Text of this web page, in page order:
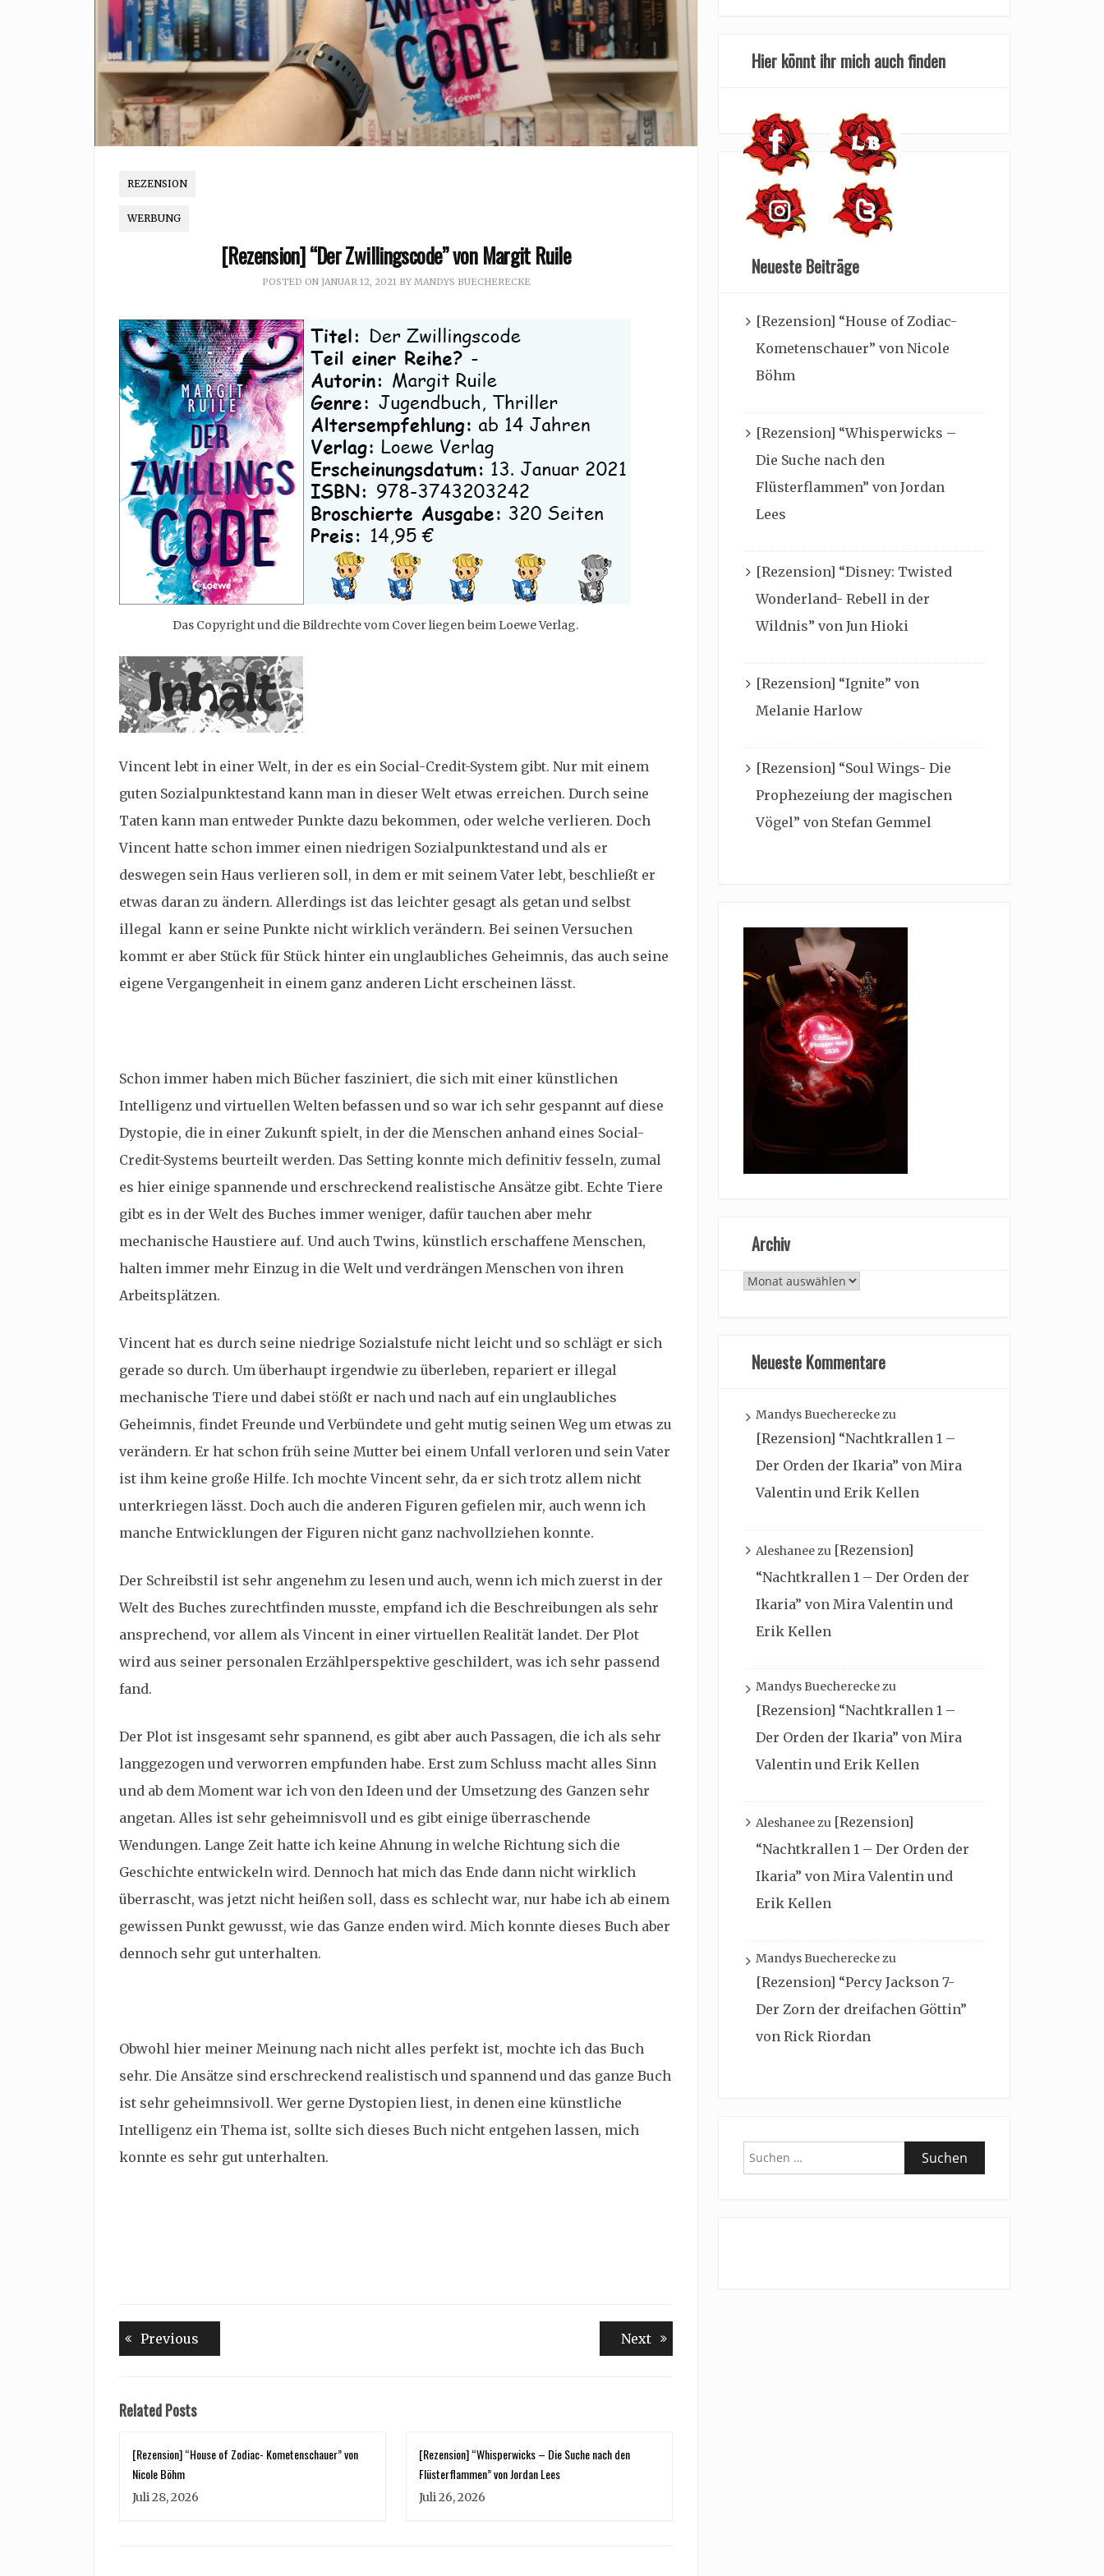
REZENSION
WERBUNG
[Rezension] “Der Zwillingscode” von Margit Ruile
POSTED ON JANUAR 12, 2021 BY MANDYS BUECHERECKE
Das Copyright und die Bildrechte vom Cover liegen beim Loewe Verlag.
Vincent lebt in einer Welt, in der es ein Social-Credit-System gibt. Nur mit einem
guten Sozialpunktestand kann man in dieser Welt etwas erreichen. Durch seine
Taten kann man entweder Punkte dazu bekommen, oder welche verlieren. Doch
Vincent hatte schon immer einen niedrigen Sozialpunktestand und als er
deswegen sein Haus verlieren soll, in dem er mit seinem Vater lebt, beschließt er
etwas daran zu ändern. Allerdings ist das leichter gesagt als getan und selbst
illegal kann er seine Punkte nicht wirklich verändern. Bei seinen Versuchen
kommt er aber Stück für Stück hinter ein unglaubliches Geheimnis, das auch seine
eigene Vergangenheit in einem ganz anderen Licht erscheinen lässt.
Schon immer haben mich Bücher fasziniert, die sich mit einer künstlichen
Intelligenz und virtuellen Welten befassen und so war ich sehr gespannt auf diese
Dystopie, die in einer Zukunft spielt, in der die Menschen anhand eines Social-
Credit-Systems beurteilt werden. Das Setting konnte mich definitiv fesseln, zumal
es hier einige spannende und erschreckend realistische Ansätze gibt. Echte Tiere
gibt es in der Welt des Buches immer weniger, dafür tauchen aber mehr
mechanische Haustiere auf. Und auch Twins, künstlich erschaffene Menschen,
halten immer mehr Einzug in die Welt und verdrängen Menschen von ihren
Arbeitsplätzen.
Vincent hat es durch seine niedrige Sozialstufe nicht leicht und so schlägt er sich
gerade so durch. Um überhaupt irgendwie zu überleben, repariert er illegal
mechanische Tiere und dabei stößt er nach und nach auf ein unglaubliches
Geheimnis, findet Freunde und Verbündete und geht mutig seinen Weg um etwas zu
verändern. Er hat schon früh seine Mutter bei einem Unfall verloren und sein Vater
ist ihm keine große Hilfe. Ich mochte Vincent sehr, da er sich trotz allem nicht
unterkriegen lässt. Doch auch die anderen Figuren gefielen mir, auch wenn ich
manche Entwicklungen der Figuren nicht ganz nachvollziehen konnte.
Der Schreibstil ist sehr angenehm zu lesen und auch, wenn ich mich zuerst in der
Welt des Buches zurechtfinden musste, empfand ich die Beschreibungen als sehr
ansprechend, vor allem als Vincent in einer virtuellen Realität landet. Der Plot
wird aus seiner personalen Erzählperspektive geschildert, was ich sehr passend
fand.
Der Plot ist insgesamt sehr spannend, es gibt aber auch Passagen, die ich als sehr
langgezogen und verworren empfunden habe. Erst zum Schluss macht alles Sinn
und ab dem Moment war ich von den Ideen und der Umsetzung des Ganzen sehr
angetan. Alles ist sehr geheimnisvoll und es gibt einige überraschende
Wendungen. Lange Zeit hatte ich keine Ahnung in welche Richtung sich die
Geschichte entwickeln wird. Dennoch hat mich das Ende dann nicht wirklich
überrascht, was jetzt nicht heißen soll, dass es schlecht war, nur habe ich ab einem
gewissen Punkt gewusst, wie das Ganze enden wird. Mich konnte dieses Buch aber
dennoch sehr gut unterhalten.
Obwohl hier meiner Meinung nach nicht alles perfekt ist, mochte ich das Buch
sehr. Die Ansätze sind erschreckend realistisch und spannend und das ganze Buch
ist sehr geheimnsivoll. Wer gerne Dystopien liest, in denen eine künstliche
Intelligenz ein Thema ist, sollte sich dieses Buch nicht entgehen lassen, mich
konnte es sehr gut unterhalten.
Beitragsnavigation
Previous NextNext
Related Posts
[Rezension] “House of Zodiac- Kometenschauer” von
Nicole Böhm
Juli 28, 2026
[Rezension] “Whisperwicks – Die Suche nach den
Flüsterflammen” von Jordan Lees
Juli 26, 2026
Hier könnt ihr mich auch finden
Neueste Beiträge
[Rezension] “House of Zodiac-
Kometenschauer” von Nicole
Böhm
[Rezension] “Whisperwicks –
Die Suche nach den
Flüsterflammen” von Jordan
Lees
[Rezension] “Disney: Twisted
Wonderland- Rebell in der
Wildnis” von Jun Hioki
[Rezension] “Ignite” von
Melanie Harlow
[Rezension] “Soul Wings- Die
Prophezeiung der magischen
Vögel” von Stefan Gemmel
Archiv
Archiv
Neueste Kommentare
Mandys Buechereckezu
[Rezension] “Nachtkrallen 1 –
Der Orden der Ikaria” von Mira
Valentin und Erik Kellen
Aleshaneezu [Rezension]
“Nachtkrallen 1 – Der Orden der
Ikaria” von Mira Valentin und
Erik Kellen
Mandys Buechereckezu
[Rezension] “Nachtkrallen 1 –
Der Orden der Ikaria” von Mira
Valentin und Erik Kellen
Aleshaneezu [Rezension]
“Nachtkrallen 1 – Der Orden der
Ikaria” von Mira Valentin und
Erik Kellen
Mandys Buechereckezu
[Rezension] “Percy Jackson 7-
Der Zorn der dreifachen Göttin”
von Rick Riordan
Suchen
nach: